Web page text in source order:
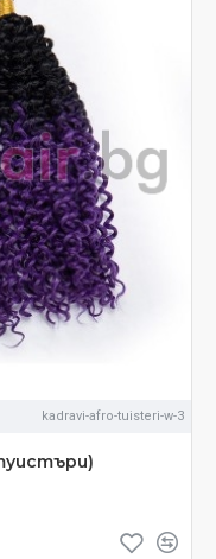
kadravi-afro-tuisteri-w-3